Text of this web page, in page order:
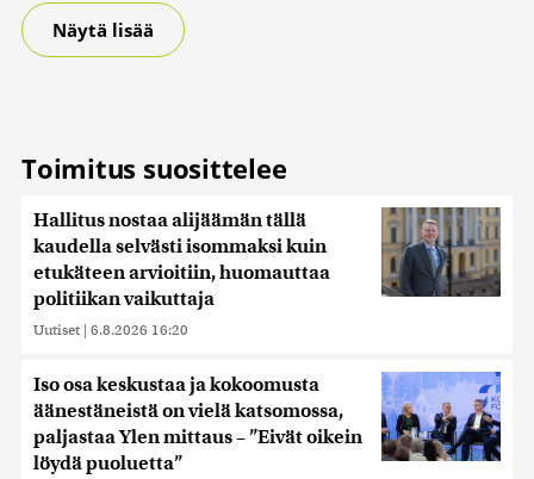
Näytä lisää
Toimitus suosittelee
Hallitus nostaa alijäämän tällä
kaudella selvästi isommaksi kuin
etukäteen arvioitiin, huomauttaa
politiikan vaikuttaja
Uutiset | 6.8.2026 16:20
Iso osa keskustaa ja kokoomusta
äänestäneistä on vielä katsomossa,
paljastaa Ylen mittaus – ”Eivät oikein
löydä puoluetta”